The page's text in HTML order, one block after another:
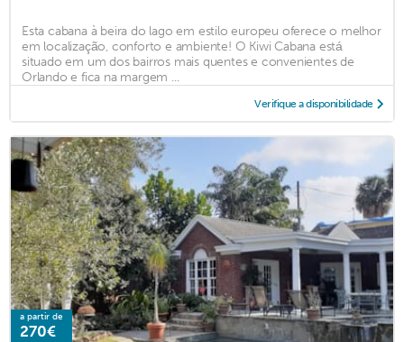
Esta cabana à beira do lago em estilo europeu oferece o melhor
em localização, conforto e ambiente! O Kiwi Cabana está
situado em um dos bairros mais quentes e convenientes de
Orlando e fica na margem ...
Verifique a disponibilidade
a partir de
270€